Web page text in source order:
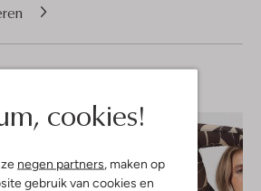
cookies!
negen partners, maken op
gebruik van cookies en